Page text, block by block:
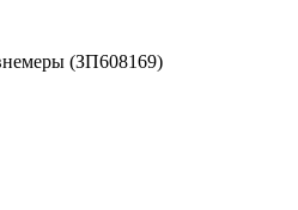
(ЗП608169)